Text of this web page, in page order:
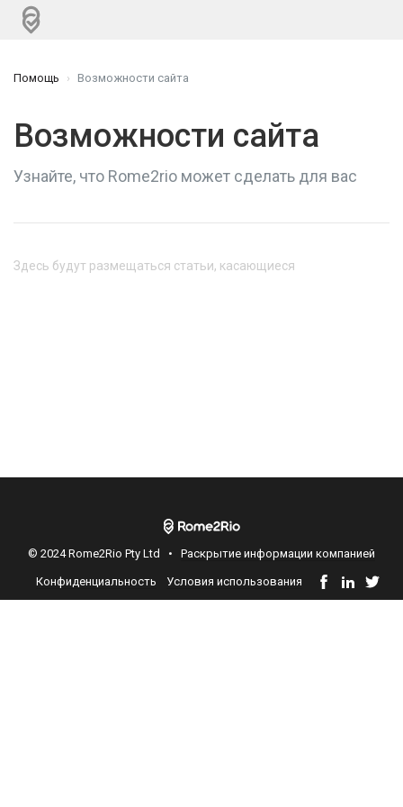
Помощь Возможности сайта
Возможности сайта
Узнайте, что Rome2rio может сделать для вас
Здесь будут размещаться статьи, касающиеся
© 2024 Rome2Rio Pty Ltd • Раскрытие информации компанией
Конфиденциальность Условия использования